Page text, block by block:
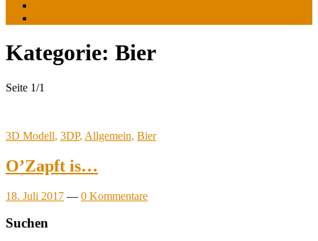
Kategorie: Bier
Seite 1/1
3D Modell, 3DP, Allgemein, Bier
O’Zapft is…
18. Juli 2017 — 0 Kommentare
Suchen